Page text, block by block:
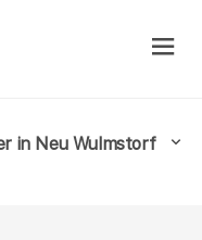
in Neu Wulmstorf